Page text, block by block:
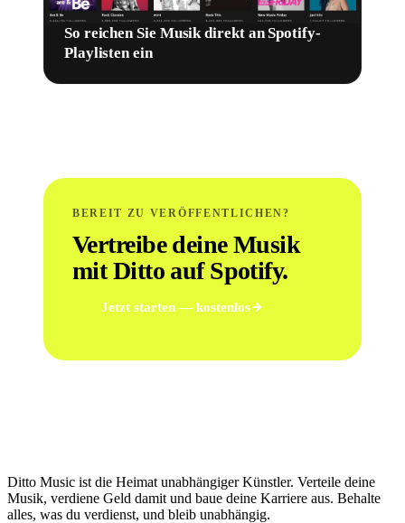
So reichen Sie Musik direkt an Spotify-
Playlisten ein
BEREIT ZU VERÖFFENTLICHEN?
Vertreibe deine Musik
mit Ditto auf Spotify.
Jetzt starten — kostenlos
Ditto Music ist die Heimat unabhängiger Künstler. Verteile deine
Musik, verdiene Geld damit und baue deine Karriere aus. Behalte
alles, was du verdienst, und bleib unabhängig.